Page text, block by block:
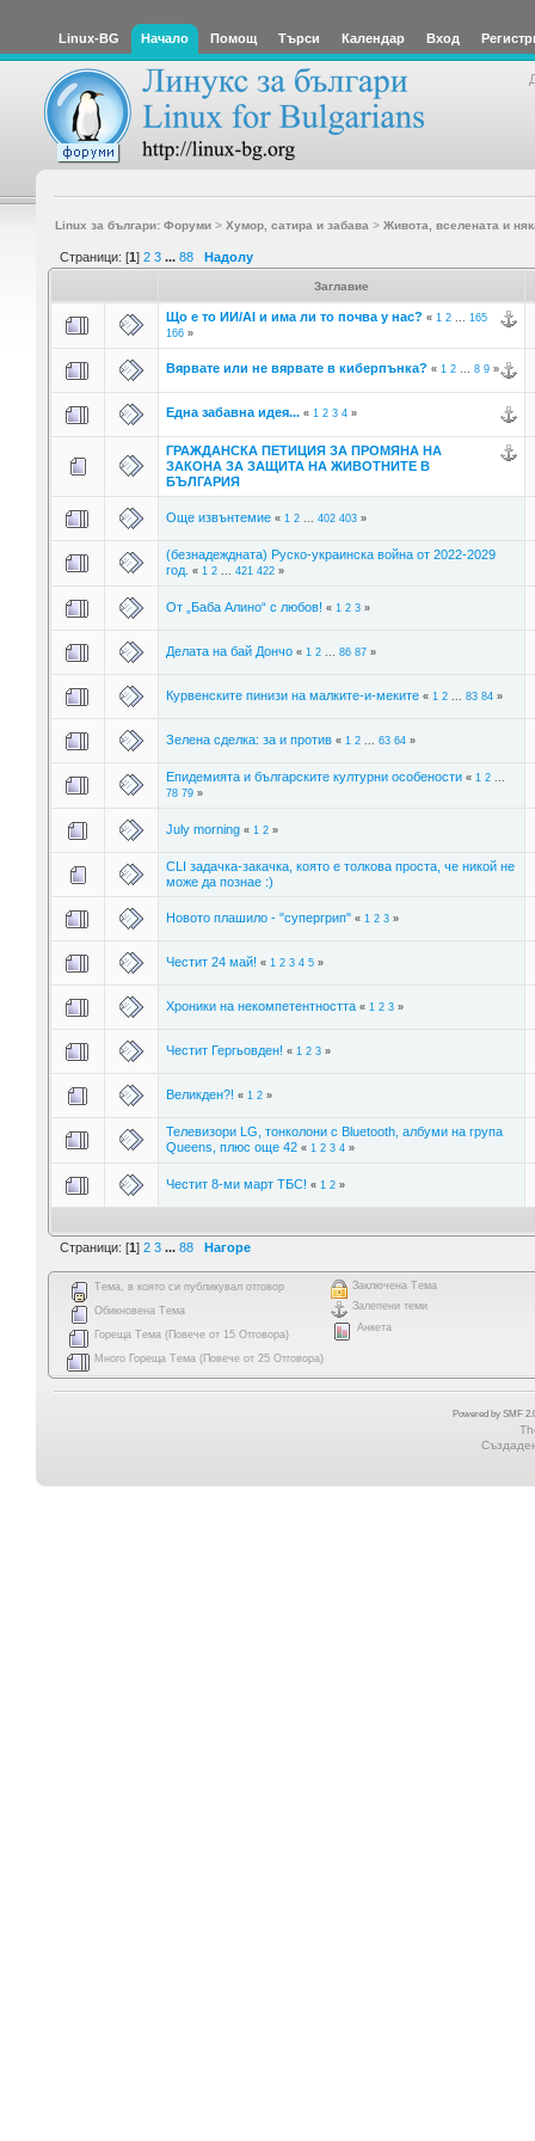
Linux-BG Начало Помощ Търси Календар Вход
Linux за българи: Форуми> Хумор, сатира и забава > Живота, вселената и
Страници: [1] 2 3 ... 88 Надолу
Заглавие
Що е то ИИ/AI и има ли то почва у нас? « 1 2... 165
166»
Вярвате или не вярвате в киберпънка? « 1 2... 8 9»
Една забавна идея... « 1 2 3 4»
ГРАЖДАНСКА ПЕТИЦИЯ ЗА ПРОМЯНА НА
ЗАКОНА ЗА ЗАЩИТА НА ЖИВОТНИТЕ В
БЪЛГАРИЯ
Още извънтемие « 1 2... 402 403»
(безнадеждната) Руско-украинска война от 2022-2029
год. « 1 2... 421 422»
От „Баба Алино“ с любов! « 1 2 3»
Делата на бай Дончо « 1 2... 86 87»
Курвенските пинизи на малките-и-меките « 1 2... 83 84»
Зелена сделка: за и против « 1 2... 63 64»
Епидемията и българските културни особености « 1 2...
78 79»
July morning « 1 2»
CLI задачка-закачка, която е толкова проста, че никой не
може да познае :)
Новото плашило - "супергрип" « 1 2 3»
Честит 24 май! « 1 2 3 4 5»
Хроники на некомпетентността « 1 2 3»
Честит Гергьовден! « 1 2 3»
Великден?! « 1 2»
Телевизори LG, тонколони с Bluetooth, албуми на група
Queens, плюс още 42 « 1 2 3 4»
Честит 8-ми март ТБС! « 1 2»
Страници: [1] 2 3 ... 88 Нагоре
Тема, в която си публикувал отговор
Обикновена Тема
Гореща Тема (Повече от 15 Отговора)
Много Гореща Тема (Повече от 25 Отговора)
Заключена Тема
Залепени теми
Анкета
Powered by SMF